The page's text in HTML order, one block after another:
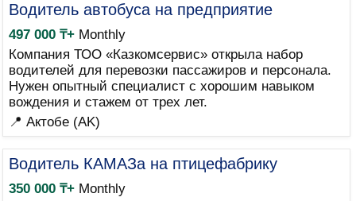
Водитель автобуса на предприятие
497 000 ₸+Monthly
Компания ТОО «Казкомсервис» открыла набор
водителей для перевозки пассажиров и персонала.
Нужен опытный специалист с хорошим навыком
вождения и стажем от трех лет.
📍 Актобе (AK)
Водитель КАМАЗа на птицефабрику
350 000 ₸+Monthly